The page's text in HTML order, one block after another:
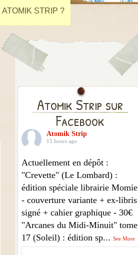
STRIP ?
Atomik Strip sur
Facebook
Atomik Strip
15 hours ago
Actuellement en dépôt :
"Crevette" (Le Lombard) :
édition spéciale librairie Momie
- couverture variante + ex-libris
signé + cahier graphique - 30€
"Arcanes du Midi-Minuit" tome
17 (Soleil) : édition sp... See More